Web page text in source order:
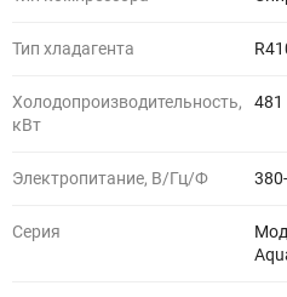
Тип хладагента
Холодопроизводительность,
кВт
481
Электропитание, В/Гц/Ф
Серия